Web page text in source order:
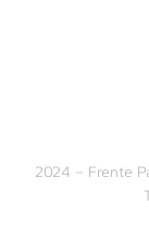
2024 – Frente